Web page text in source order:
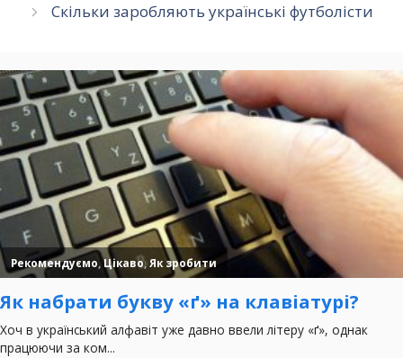
Скільки заробляють українські футболісти